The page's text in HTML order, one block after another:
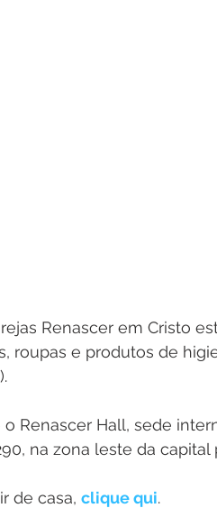
Renascer em Cristo
roupas e produtos de
).
Renascer Hall, sede
na zona leste da capital
de casa, clique qui.